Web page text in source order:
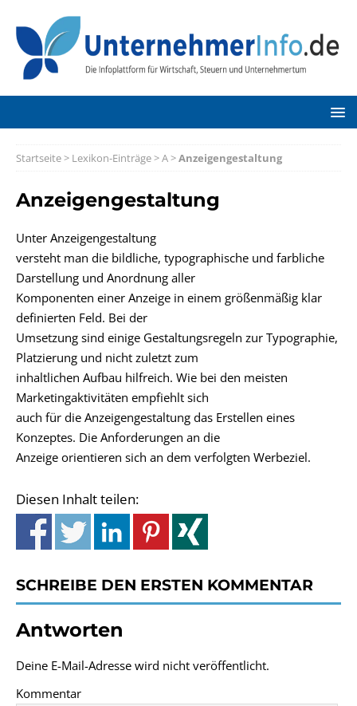
Startseite> Lexikon-Einträge>A>Anzeigengestaltung
Anzeigengestaltung
Unter Anzeigengestaltung
versteht man die bildliche, typographische und farbliche
Darstellung und Anordnung aller
Komponenten einer Anzeige in einem größenmäßig klar
definierten Feld. Bei der
Umsetzung sind einige Gestaltungsregeln zur Typographie,
Platzierung und nicht zuletzt zum
inhaltlichen Aufbau hilfreich. Wie bei den meisten
Marketingaktivitäten empfiehlt sich
auch für die Anzeigengestaltung das Erstellen eines
Konzeptes. Die Anforderungen an die
Anzeige orientieren sich an dem verfolgten Werbeziel.
Diesen Inhalt teilen:
SCHREIBE DEN ERSTEN KOMMENTAR
Antworten
Deine E-Mail-Adresse wird nicht veröffentlicht.
Kommentar